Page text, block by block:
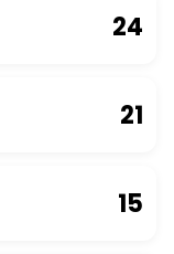
24
21
15